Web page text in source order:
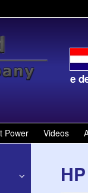
deine
Power Videos